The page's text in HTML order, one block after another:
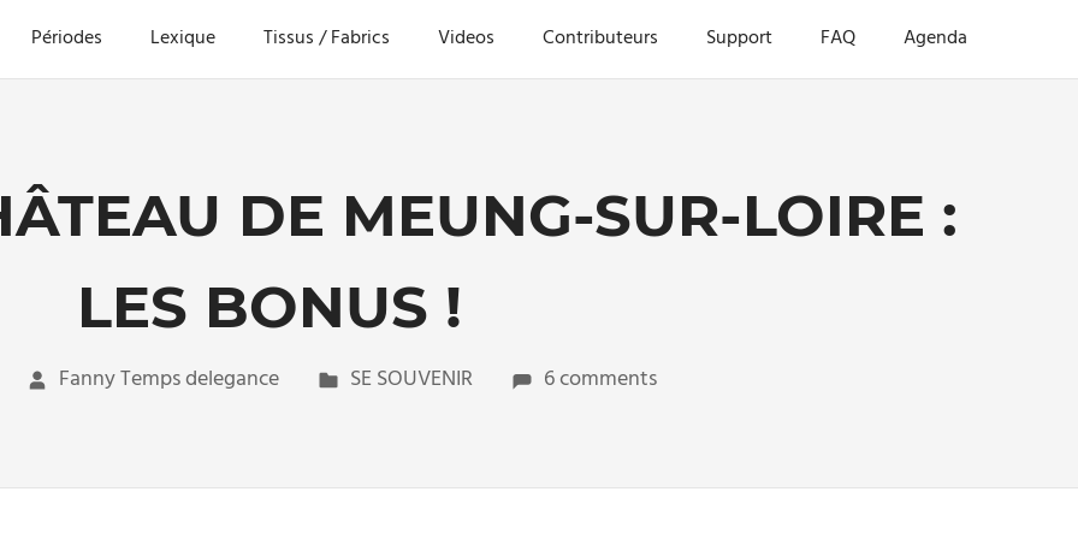
Périodes Lexique Tissus / Fabrics Videos Contributeurs Support FAQ Agenda
DE MEUNG-SUR-LOIRE :
LES BONUS !
Fanny Temps delegance SE SOUVENIR 6 comments